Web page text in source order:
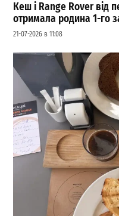
Кеш і Range Rover від
отримала родина 1-го
21-07-2026 в 11:08